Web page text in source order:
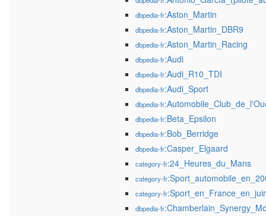
dbpedia-fr:Aston_Martin
dbpedia-fr:Aston_Martin_DBR9
dbpedia-fr:Aston_Martin_Racing
dbpedia-fr:Audi
dbpedia-fr:Audi_R10_TDI
dbpedia-fr:Audi_Sport
dbpedia-fr
dbpedia-fr:Beta_Epsilon
dbpedia-fr:Bob_Berridge
dbpedia-fr:Casper_Elgaard
category-fr:24_Heures_du_Mans
category-fr
category-fr
dbpedia-fr